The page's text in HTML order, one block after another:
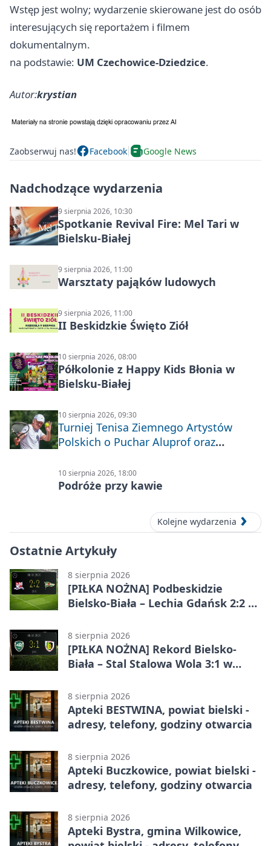
Wstęp jest wolny; wydarzenie skierowane jest do osób
interesujących się reportażem i filmem
dokumentalnym.
na podstawie: UM Czechowice-Dziedzice.
Autor:krystian
Zaobserwuj nas! Facebook Google News
Nadchodzące wydarzenia
9 sierpnia 2026, 10:30
Spotkanie Revival Fire: Mel Tari w
Bielsku-Białej
9 sierpnia 2026, 11:00
Warsztaty pająków ludowych
9 sierpnia 2026, 11:00
II Beskidzkie Święto Ziół
10 sierpnia 2026, 08:00
Półkolonie z Happy Kids Błonia w
Bielsku-Białej
10 sierpnia 2026, 09:30
Turniej Tenisa Ziemnego Artystów
Polskich o Puchar Aluprof oraz
Puchar Prezydenta Miasta Bielska-
Białej
10 sierpnia 2026, 18:00
Podróże przy kawie
Kolejne wydarzenia
Ostatnie Artykuły
8 sierpnia 2026
[PIŁKA NOŻNA] Podbeskidzie
Bielsko-Biała – Lechia Gdańsk 2:2 w
Bielsku-Białej
8 sierpnia 2026
[PIŁKA NOŻNA] Rekord Bielsko-
Biała – Stal Stalowa Wola 3:1 w
8 sierpnia 2026
Apteki BESTWINA, powiat bielski -
adresy, telefony, godziny otwarcia
8 sierpnia 2026
Apteki Buczkowice, powiat bielski -
adresy, telefony, godziny otwarcia
8 sierpnia 2026
Apteki Bystra, gmina Wilkowice,